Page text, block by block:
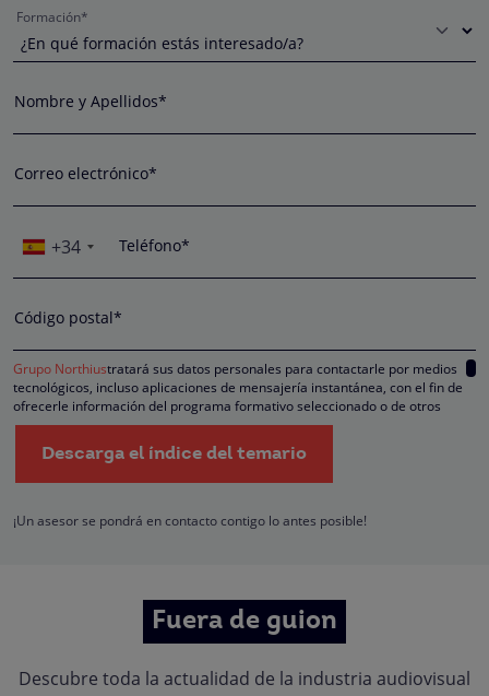
Formación*
Nombre y Apellidos*
Correo electrónico*
+34 Teléfono*
Código postal*
Grupo Northiustratará sus datos personales para contactarle por medios
tecnológicos, incluso aplicaciones de mensajería instantánea, con el fin de
ofrecerle información del programa formativo seleccionado o de otros
directamente relacionados con el interés manifestado y, en su caso, para
tramitar la contratación correspondiente. Compartiremos su solicitud con las
empresas que conforman elGrupo Northius, con el objeto de que estas
hacerle llegar la mejor oferta de productos y servicios de acuerdo a su
oposición, limitación, tal y como se explica en laPolítica de Privacidad
Descarga el índice del temario
¡Un asesor se pondrá en contacto contigo lo antes posible!
Fuera de guion
Descubre toda la actualidad de la industria audiovisual